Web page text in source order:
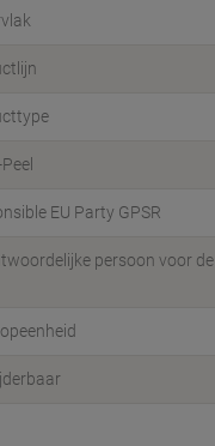
EU Party GPSR
persoon voor de